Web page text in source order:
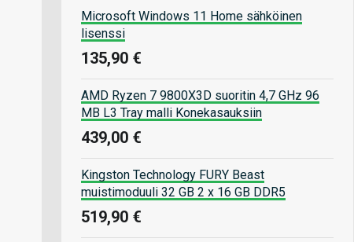
Microsoft Windows 11 Home sähköinen
lisenssi
135,90 €
AMD Ryzen 7 9800X3D suoritin 4,7 GHz 96
MB L3 Tray malli Konekasauksiin
439,00 €
Kingston Technology FURY Beast
muistimoduuli 32 GB 2 x 16 GB DDR5
519,90 €